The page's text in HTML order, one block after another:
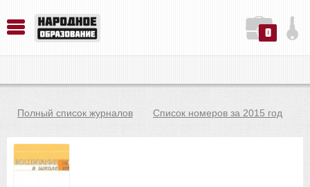
0
Полный список журналов Список номеров за 2015 год